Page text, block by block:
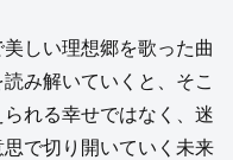
しい理想郷を歌った曲
み解いていくと、そこ
れる幸せではなく、迷
で切り開いていく未来